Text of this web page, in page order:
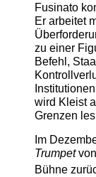
Fusinato
Er arbeitet
zu einer
Befehl,
wird Kleist
Grenzen
Im
Trumpet
Bühne